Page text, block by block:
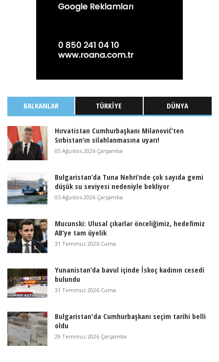
BALKANLAR TÜRKIYE DÜNYA
Hırvatistan Cumhurbaşkanı Milanović’ten
Sırbistan’ın silahlanmasına uyarı!
05 Ağustos 2026 Çarşamba
Bulgaristan’da Tuna Nehri’nde çok sayıda gemi
düşük su seviyesi nedeniyle bekliyor
05 Ağustos 2026 Çarşamba
Mucunski: Ulusal çıkarlar önceliğimiz, hedefimiz
AB’ye tam üyelik
31 Temmuz 2026 Cuma
Yunanistan’da bavul içinde İskoç kadının cesedi
bulundu
31 Temmuz 2026 Cuma
Bulgaristan'da Cumhurbaşkanı seçim tarihi belli
oldu
29 Temmuz 2026 Çarşamba